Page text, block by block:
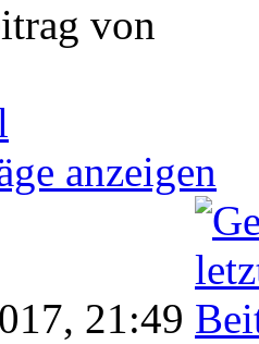
von
anzeigen
21:49